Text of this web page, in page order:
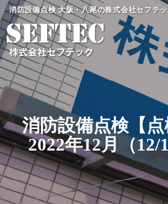
コ
ン
テ
ン
ツ
へ
ス
キ
ッ
プ
消防設備点検【
2022年12月（12/
消防設備点検 大阪・八尾の株式会社セフテ